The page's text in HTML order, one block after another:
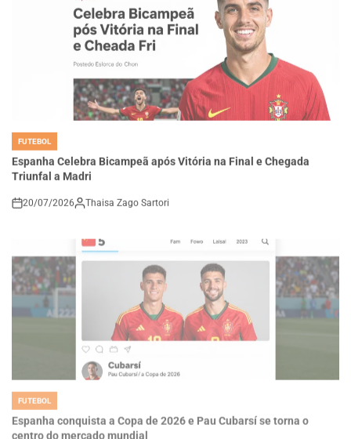
IN
Espanha Celebra Bicampeã após Vitória na Final e Chegada
Triunfal a Madri
on
20/07/2026 Thaisa Zago Sartori
IN
Espanha conquista a Copa de 2026 e Pau Cubarsí se torna o
centro do mercado mundial
20/07/2026 Thaisa Zago Sartori